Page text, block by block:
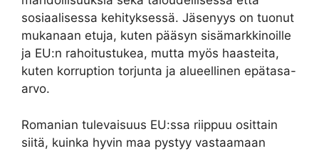
sosiaalisessa kehityksessä. Jäsenyys on tuonut
mukanaan etuja, kuten pääsyn sisämarkkinoille
ja EU:n rahoitustukea, mutta myös haasteita,
kuten korruption torjunta ja alueellinen epätasa-
arvo.
Romanian tulevaisuus EU:ssa riippuu osittain
siitä, kuinka hyvin maa pystyy vastaamaan